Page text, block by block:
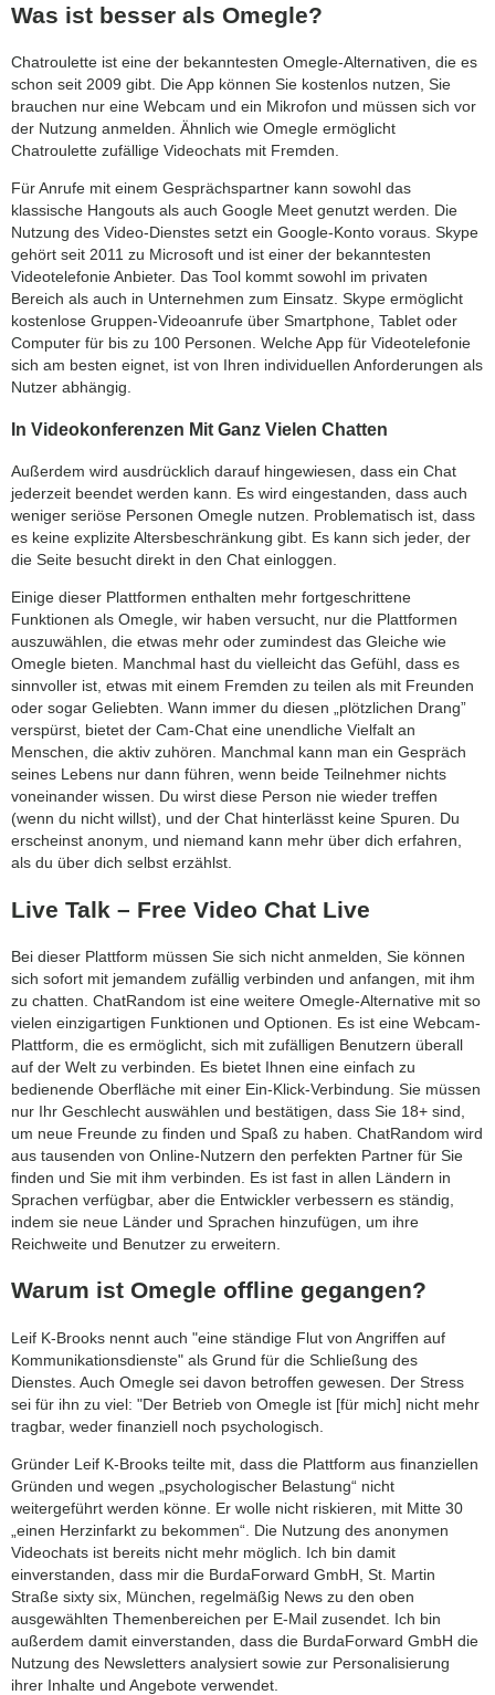
Was ist besser als Omegle?
Chatroulette ist eine der bekanntesten Omegle-Alternativen, die es
schon seit 2009 gibt. Die App können Sie kostenlos nutzen, Sie
brauchen nur eine Webcam und ein Mikrofon und müssen sich vor
der Nutzung anmelden. Ähnlich wie Omegle ermöglicht
Chatroulette zufällige Videochats mit Fremden.
Für Anrufe mit einem Gesprächspartner kann sowohl das
klassische Hangouts als auch Google Meet genutzt werden. Die
Nutzung des Video-Dienstes setzt ein Google-Konto voraus. Skype
gehört seit 2011 zu Microsoft und ist einer der bekanntesten
Videotelefonie Anbieter. Das Tool kommt sowohl im privaten
Bereich als auch in Unternehmen zum Einsatz. Skype ermöglicht
kostenlose Gruppen-Videoanrufe über Smartphone, Tablet oder
Computer für bis zu 100 Personen. Welche App für Videotelefonie
sich am besten eignet, ist von Ihren individuellen Anforderungen als
Nutzer abhängig.
In Video­konferenzen Mit Ganz Vielen Chatten
Außerdem wird ausdrücklich darauf hingewiesen, dass ein Chat
jederzeit beendet werden kann. Es wird eingestanden, dass auch
weniger seriöse Personen Omegle nutzen. Problematisch ist, dass
es keine explizite Altersbeschränkung gibt. Es kann sich jeder, der
die Seite besucht direkt in den Chat einloggen.
Einige dieser Plattformen enthalten mehr fortgeschrittene
Funktionen als Omegle, wir haben versucht, nur die Plattformen
auszuwählen, die etwas mehr oder zumindest das Gleiche wie
Omegle bieten. Manchmal hast du vielleicht das Gefühl, dass es
sinnvoller ist, etwas mit einem Fremden zu teilen als mit Freunden
oder sogar Geliebten. Wann immer du diesen „plötzlichen Drang”
verspürst, bietet der Cam-Chat eine unendliche Vielfalt an
Menschen, die aktiv zuhören. Manchmal kann man ein Gespräch
seines Lebens nur dann führen, wenn beide Teilnehmer nichts
voneinander wissen. Du wirst diese Person nie wieder treffen
(wenn du nicht willst), und der Chat hinterlässt keine Spuren. Du
erscheinst anonym, und niemand kann mehr über dich erfahren,
als du über dich selbst erzählst.
Live Talk – Free Video Chat Live
Bei dieser Plattform müssen Sie sich nicht anmelden, Sie können
sich sofort mit jemandem zufällig verbinden und anfangen, mit ihm
zu chatten. ChatRandom ist eine weitere Omegle-Alternative mit so
vielen einzigartigen Funktionen und Optionen. Es ist eine Webcam-
Plattform, die es ermöglicht, sich mit zufälligen Benutzern überall
auf der Welt zu verbinden. Es bietet Ihnen eine einfach zu
bedienende Oberfläche mit einer Ein-Klick-Verbindung. Sie müssen
nur Ihr Geschlecht auswählen und bestätigen, dass Sie 18+ sind,
um neue Freunde zu finden und Spaß zu haben. ChatRandom wird
aus tausenden von Online-Nutzern den perfekten Partner für Sie
finden und Sie mit ihm verbinden. Es ist fast in allen Ländern in
Sprachen verfügbar, aber die Entwickler verbessern es ständig,
indem sie neue Länder und Sprachen hinzufügen, um ihre
Reichweite und Benutzer zu erweitern.
Warum ist Omegle offline gegangen?
Leif K-Brooks nennt auch "eine ständige Flut von Angriffen auf
Kommunikationsdienste" als Grund für die Schließung des
Dienstes. Auch Omegle sei davon betroffen gewesen. Der Stress
sei für ihn zu viel: "Der Betrieb von Omegle ist [für mich] nicht mehr
tragbar, weder finanziell noch psychologisch.
Gründer Leif K-Brooks teilte mit, dass die Plattform aus finanziellen
Gründen und wegen „psychologischer Belastung“ nicht
weitergeführt werden könne. Er wolle nicht riskieren, mit Mitte 30
„einen Herzinfarkt zu bekommen“. Die Nutzung des anonymen
Videochats ist bereits nicht mehr möglich. Ich bin damit
einverstanden, dass mir die BurdaForward GmbH, St. Martin
Straße sixty six, München, regelmäßig News zu den oben
ausgewählten Themenbereichen per E-Mail zusendet. Ich bin
außerdem damit einverstanden, dass die BurdaForward GmbH die
Nutzung des Newsletters analysiert sowie zur Personalisierung
ihrer Inhalte und Angebote verwendet.